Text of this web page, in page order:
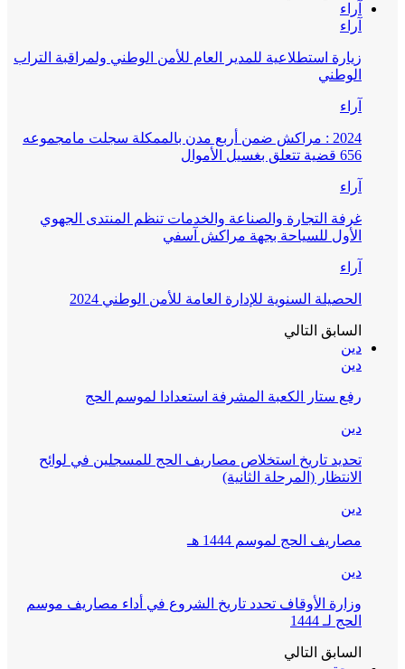
آراء
آراء
زيارة استطلاعية للمدير العام للأمن الوطني ولمراقبة التراب
الوطني
آراء
2024 : مراكش ضمن أربع مدن بالممكلة سجلت مامجموعه
656 قضية تتعلق بغسيل الأموال
آراء
غرفة التجارة والصناعة والخدمات تنظم المنتدى الجهوي
الأول للسياحة بجهة مراكش آسفي
آراء
الحصيلة السنوية للإدارة العامة للأمن الوطني 2024
السابق التالي
دين
دين
رفع ستار الكعبة المشرفة استعدادا لموسم الحج
دين
تحديد تاريخ استخلاص مصاريف الحج للمسجلين في لوائح
الانتظار (المرحلة الثانية)
دين
مصاريف الحج لموسم 1444 هـ
دين
وزارة الأوقاف تحدد تاريخ الشروع في أداء مصاريف موسم
الحج لـ 1444
السابق التالي